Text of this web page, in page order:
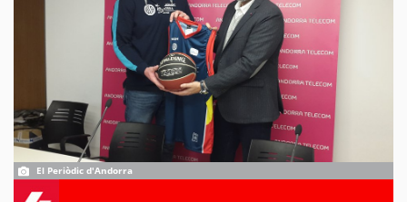
El Periòdic d'Andorra